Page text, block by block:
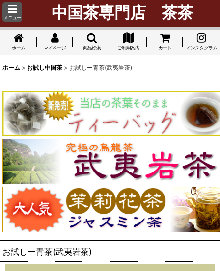
メニュー 中国茶専門店 茶茶
ホーム マイページ 商品検索 ご利用案内 カート インスタグラム
ホーム > お試し中国茶 > お試しー青茶(武夷岩茶)
お試しー青茶(武夷岩茶)